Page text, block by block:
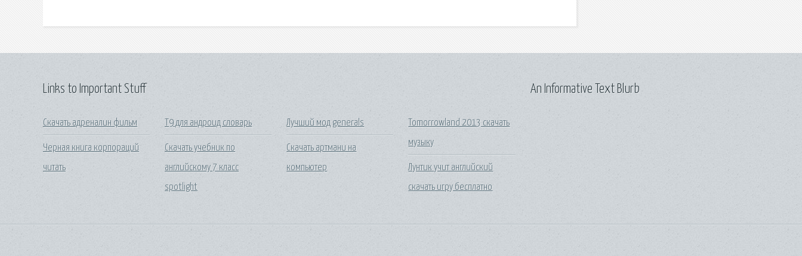
Links to Important Stuff
Скачать адреналин фильм
Черная книга корпораций
читать
Т9 для андроид словарь
Скачать учебник по
английскому 7 класс
spotlight
Лучший мод generals
Скачать артмани на
компьютер
Tomorrowland 2013 скачать
музыку
Лунтик учит английский
скачать игру бесплатно
An Informative Text Blurb